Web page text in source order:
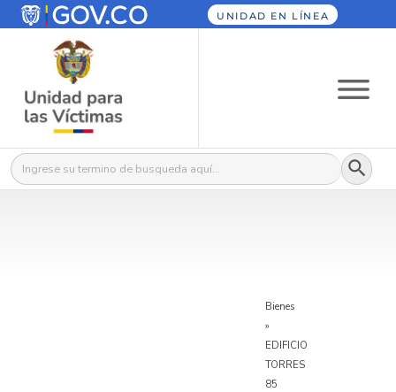
UNIDAD EN LÍNEA
Buscar: Botón
Bienes
»
EDIFICIO
TORRES
85